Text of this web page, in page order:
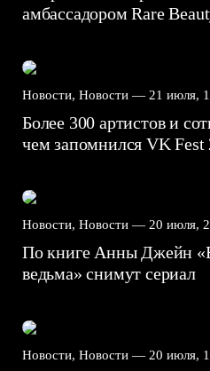
амбассадором Rare
Новости, Новости — 21 июля,
Более 300 артистов и
чем запомнился VK Fest
Новости, Новости — 20 июля,
По книге Анны Джейн
ведьма» снимут сериал
Новости, Новости — 20 июля,